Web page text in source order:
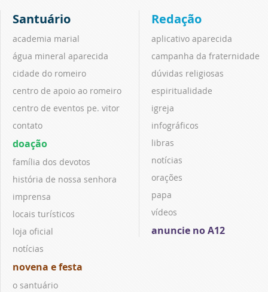
Santuário
academia marial
água mineral aparecida
cidade do romeiro
centro de apoio ao romeiro
centro de eventos pe. vitor
contato
doação
família dos devotos
história de nossa senhora
imprensa
locais turísticos
loja oficial
notícias
novena e festa
o santuário
Redação
aplicativo aparecida
campanha da fraternidade
dúvidas religiosas
espiritualidade
igreja
infográficos
libras
notícias
orações
papa
vídeos
anuncie no A12